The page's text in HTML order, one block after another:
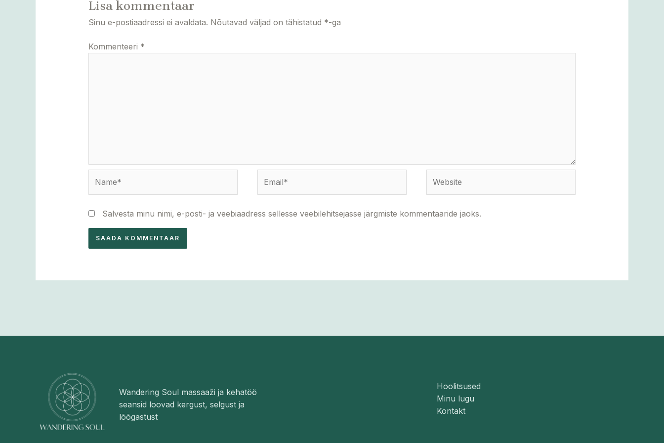
Lisa kommentaar
Sinu e-postiaadressi ei avaldata. Nõutavad väljad on tähistatud *-ga
Kommenteeri *
Salvesta minu nimi, e-posti- ja veebiaadress sellesse veebilehitsejasse järgmiste kommentaaride jaoks.
Wandering Soul massaaži ja kehatöö
seansid loovad kergust, selgust ja
lõõgastust
Hoolitsused
Minu lugu
Kontakt